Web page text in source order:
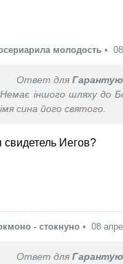
молодость •
Ответ для Гарантую
Немає іншого шляху до
імя сина його святого.
свидетель Иегов?
- стокнуно • 08
Ответ для Гарантую